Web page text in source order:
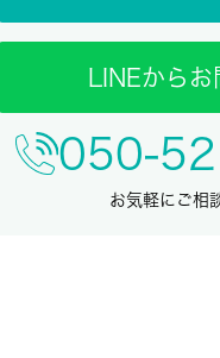
LINEから
050-
お気軽にご相